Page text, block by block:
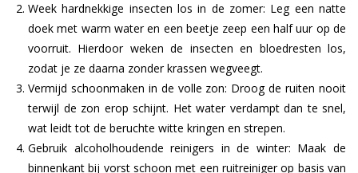
Week hardnekkige insecten los in de zomer: Leg een natte
doek met warm water en een beetje zeep een half uur op de
voorruit. Hierdoor weken de insecten en bloedresten los,
zodat je ze daarna zonder krassen wegveegt.
Vermijd schoonmaken in de volle zon: Droog de ruiten nooit
terwijl de zon erop schijnt. Het water verdampt dan te snel,
wat leidt tot de beruchte witte kringen en strepen.
Gebruik alcoholhoudende reinigers in de winter: Maak de
binnenkant bij vorst schoon met een ruitreiniger op basis van